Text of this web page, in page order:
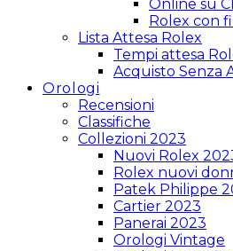
Online su
Rolex con
Lista Attesa Rolex
Tempi attesa
Acquisto Senza
Orologi
Recensioni
Classifiche
Collezioni 2023
Nuovi Rolex
Rolex nuovi
Patek Philippe
Cartier 2023
Panerai 2023
Orologi Vintage